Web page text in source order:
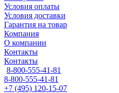
Условия оплаты
Условия доставки
Гарантия на товар
Компания
О компании
Контакты
Контакты
8-800-555-41-81
8-800-555-41-81
+7 (495) 120-15-07